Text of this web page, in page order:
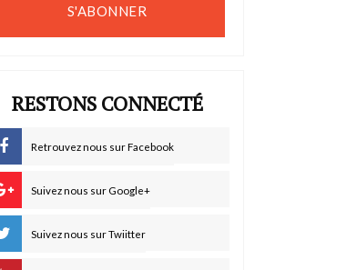
S'ABONNER
RESTONS CONNECTÉ
Retrouvez nous sur Facebook
Suivez nous sur Google+
Suivez nous sur Twiitter